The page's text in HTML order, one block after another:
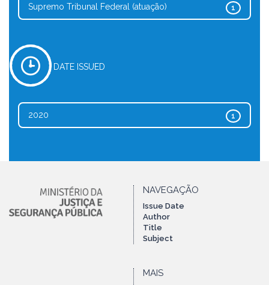
1
Supremo Tribunal Federal (atuação)
DATE ISSUED
1
2020
NAVEGAÇÃO
Issue Date
Author
Title
Subject
MAIS